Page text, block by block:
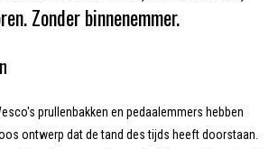
Zonder binnenemmer.
prullenbakken en pedaalemmers hebben
ontwerp dat de tand des tijds heeft doorstaan.